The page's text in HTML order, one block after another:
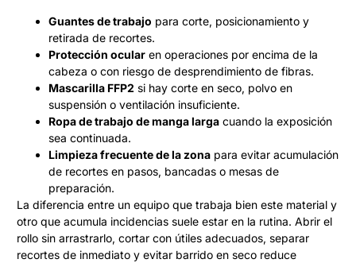
Guantes de trabajo para corte, posicionamiento y
retirada de recortes.
Protección ocular en operaciones por encima de la
cabeza o con riesgo de desprendimiento de fibras.
Mascarilla FFP2 si hay corte en seco, polvo en
suspensión o ventilación insuficiente.
Ropa de trabajo de manga larga cuando la exposición
sea continuada.
Limpieza frecuente de la zona para evitar acumulación
de recortes en pasos, bancadas o mesas de
preparación.
La diferencia entre un equipo que trabaja bien este material y
otro que acumula incidencias suele estar en la rutina. Abrir el
rollo sin arrastrarlo, cortar con útiles adecuados, separar
recortes de inmediato y evitar barrido en seco reduce